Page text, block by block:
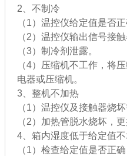
2、不制冷
（1）温控仪给定值是否
（2）温控仪输出信号接
（3）制冷剂泄露。
（4）压缩机不工作，将
电器或压缩机。
3、整机不加热
（1）温控仪及接触器烧
（2）加热管脱水烧坏，
4、箱内湿度低于给定值
（1）检查给定值是否正